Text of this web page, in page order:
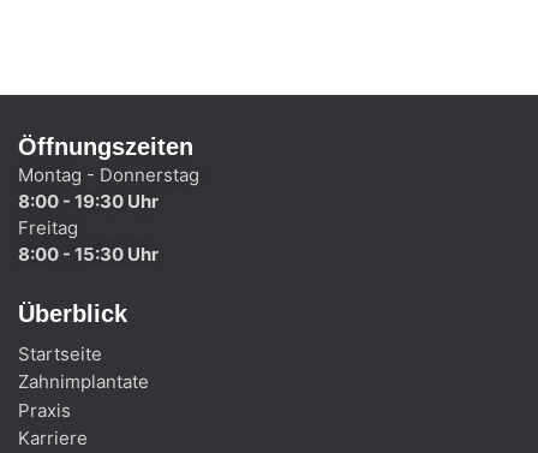
Öffnungszeiten
Montag - Donnerstag
8:00 - 19:30 Uhr
Freitag
8:00 - 15:30 Uhr
Überblick
Startseite
Zahnimplantate
Praxis
Karriere